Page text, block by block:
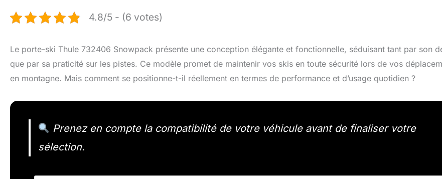
4.8/5 - (6 votes)
Le porte-ski Thule 732406 Snowpack présente une conception élégante et fonctionnelle, séduisant tant par son
que par sa praticité sur les pistes. Ce modèle promet de maintenir vos skis en toute sécurité lors de vos
en montagne. Mais comment se positionne-t-il réellement en termes de performance et d’usage quotidien ?
Prenez en compte la compatibilité de votre véhicule avant de finaliser votre
sélection.